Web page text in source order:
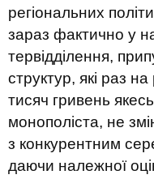
регіональних
зараз фактично у
тервідділення,
структур, які раз
тисяч гривень
монополіста, не
з конкурентним
даючи належної